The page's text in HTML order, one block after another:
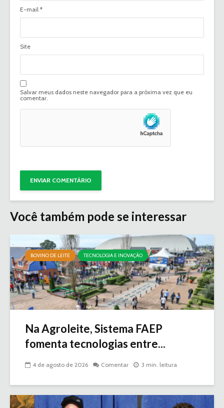
E-mail *
Site
Salvar meus dados neste navegador para a próxima vez que eu
comentar.
Você também pode se interessar
BOVINO DE LEITE TECNOLOGIA E INOVAÇÃO
Na Agroleite, Sistema FAEP
fomenta tecnologias entre...
4 de agosto de 2026 Comentar 3 min. leitura